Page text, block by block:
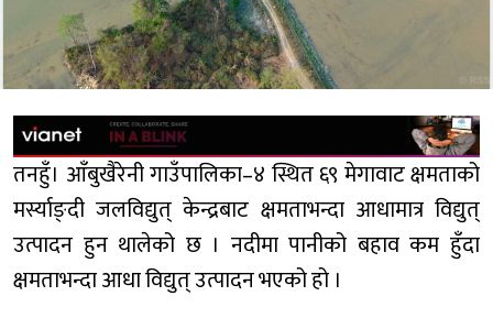
तनहुँ। आँबुखैरेनी गाउँपालिका–४ स्थित ६९ मेगावाट क्षमताको
मर्स्याङ्दी जलविद्युत् केन्द्रबाट क्षमताभन्दा आधामात्र विद्युत्
उत्पादन हुन थालेको छ । नदीमा पानीको बहाव कम हुँदा
क्षमताभन्दा आधा विद्युत् उत्पादन भएको हो ।